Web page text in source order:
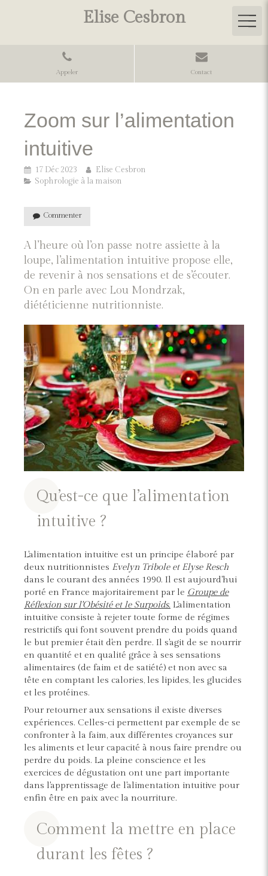
Elise Cesbron
Appeler Contact
Zoom sur l’alimentation
intuitive
17 Déc 2023
Elise Cesbron
Sophrologie à la maison
Commenter
A l’heure où l’on passe notre assiette à la
loupe, l’alimentation intuitive propose elle,
de revenir à nos sensations et de s’écouter.
On en parle avec Lou Mondrzak,
diététicienne nutritionniste.
Qu’est-ce que l’alimentation
intuitive ?
L'alimentation intuitive est un principe élaboré par
deux nutritionnistes Evelyn Tribole et Elyse Resch
dans le courant des années 1990. Il est aujourd'hui
porté en France majoritairement par le Groupe de
Réflexion sur l'Obésité et le Surpoids. L'alimentation
intuitive consiste à rejeter toute forme de régimes
restrictifs qui font souvent prendre du poids quand
le but premier était d'en perdre. Il s'agit de se nourrir
en quantité et en qualité grâce à ses sensations
alimentaires (de faim et de satiété) et non avec sa
tête en comptant les calories, les lipides, les glucides
et les protéines.
Pour retourner aux sensations il existe diverses
expériences. Celles-ci permettent par exemple de se
confronter à la faim, aux différentes croyances sur
les aliments et leur capacité à nous faire prendre ou
perdre du poids. La pleine conscience et les
exercices de dégustation ont une part importante
dans l'apprentissage de l'alimentation intuitive pour
enfin être en paix avec la nourriture.
Comment la mettre en place
durant les fêtes ?